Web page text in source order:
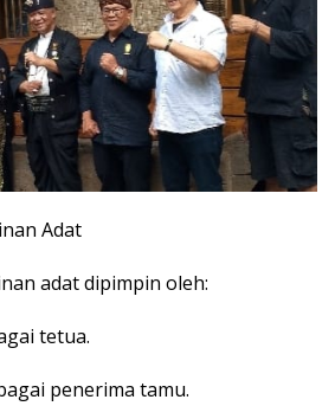
Adat
adat dipimpin oleh:
tetua.
penerima tamu.